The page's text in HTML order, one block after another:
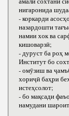
нигаронида
- коркарди
назардошти
намии хок ва
кишоварзӣ;
- дуруст ба роҳ
Институт бо
- омӯзиш ва
хориҷӣ баҳри
истеҳсолот;
- бо мақсади
намудани